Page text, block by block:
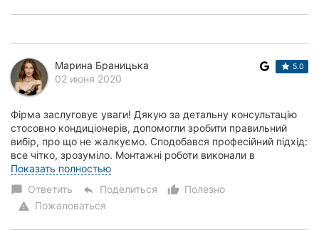
Марина Браницька
02 июня 2020
5.0
Фірма заслуговує уваги! Дякую за детальну консультацію
стосовно кондиціонерів, допомогли зробити правильний
вибір, про що не жалкуємо. Сподобався професійний підхід:
все чітко, зрозуміло. Монтажні роботи виконали в
зазначений термін, не зіпсували рем...
Показать полностью
chat_bubble Ответить reply Поделиться thumb_up_alt
Полезно
warning Пожаловаться